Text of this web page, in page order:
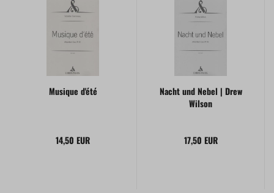
Musique d'été
14,50 EUR
Nacht und Nebel | Drew
Wilson
17,50 EUR